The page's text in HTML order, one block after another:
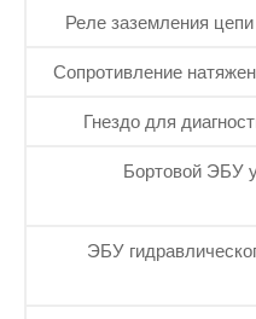
Реле заземления
Сопротивление
Гнездо для
Бортовой ЭБУ
ЭБУ